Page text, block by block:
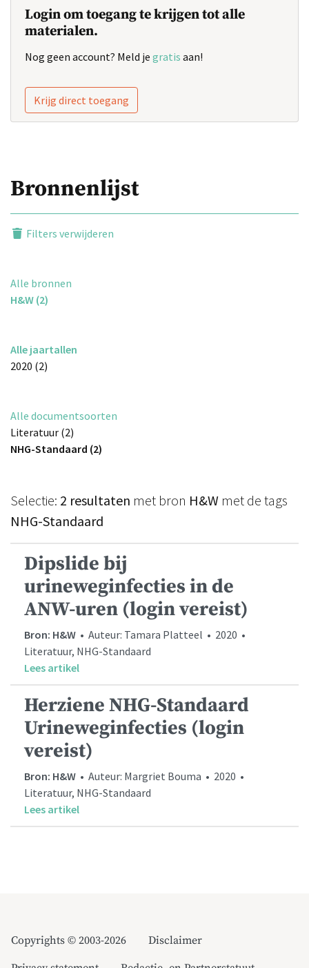
Login om toegang te krijgen tot alle
materialen.
Nog geen account? Meld je gratis aan!
Krijg direct toegang
Bronnenlijst
Filters verwijderen
Alle bronnen
H&W (2)
Alle jaartallen
2020 (2)
Alle documentsoorten
Literatuur (2)
NHG-Standaard (2)
Selectie: 2 resultaten met bron H&W met de tags
NHG-Standaard
Dipslide bij
urineweginfecties in de
ANW-uren (login vereist)
Bron: H&W • Auteur: Tamara Platteel • 2020 •
Literatuur, NHG-Standaard
Lees artikel
Herziene NHG-Standaard
Urineweginfecties (login
vereist)
Bron: H&W • Auteur: Margriet Bouma • 2020 •
Literatuur, NHG-Standaard
Lees artikel
Copyrights © 2003-2026
Disclaimer